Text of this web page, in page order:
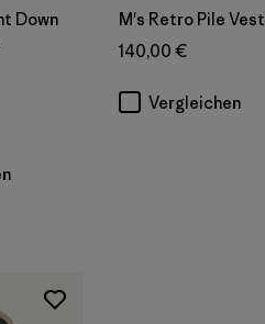
Down
M's Retro Pile Vest
140,00 €
Vergleichen